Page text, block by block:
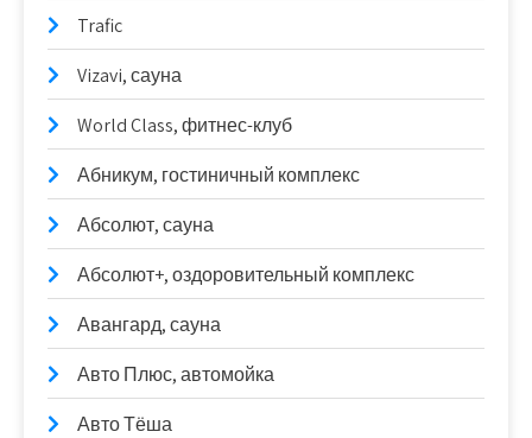
Trafic
Vizavi, сауна
World Class, фитнес-клуб
Абникум, гостиничный комплекс
Абсолют, сауна
Абсолют+, оздоровительный комплекс
Авангард, сауна
Авто Плюс, автомойка
Авто Тёша